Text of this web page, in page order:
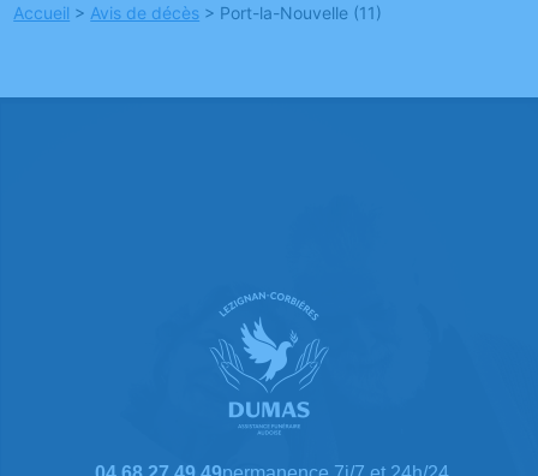
Accueil > Avis de décès > Port-la-Nouvelle (11)